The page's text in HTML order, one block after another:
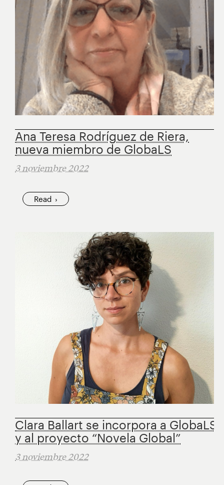
Ana Teresa Rodríguez de Riera,
nueva miembro de GlobaLS
3 noviembre 2022
Read
Clara Ballart se incorpora a GlobaLS
y al proyecto “Novela Global”
3 noviembre 2022